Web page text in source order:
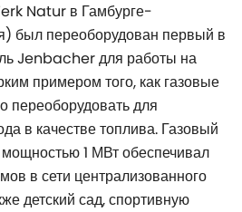
Natur в Гамбурге-
был переоборудован первый в
Jenbacher для работы на
примером того, как газовые
переоборудовать для
в качестве топлива. Газовый
1 МВт обеспечивал
в сети централизованного
детский сад, спортивную